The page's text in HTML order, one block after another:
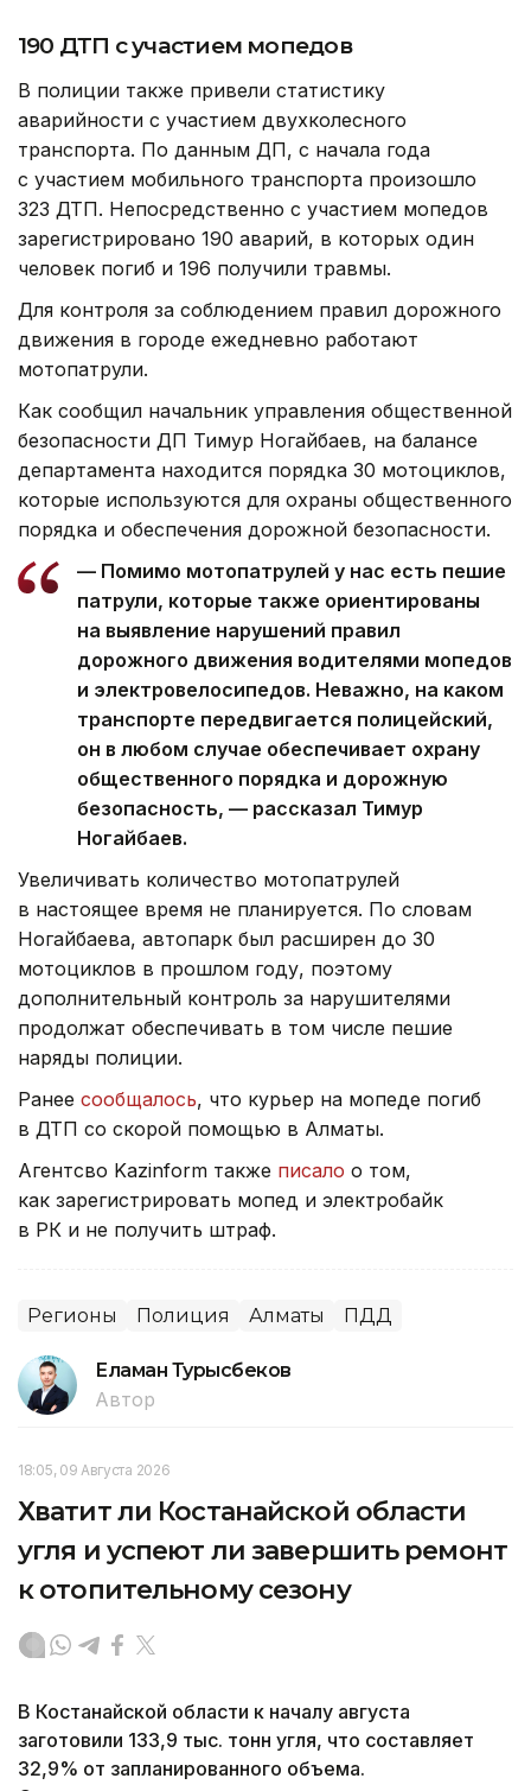
190 ДТП с участием мопедов
В полиции также привели статистику
аварийности с участием двухколесного
транспорта. По данным ДП, с начала года
с участием мобильного транспорта произошло
323 ДТП. Непосредственно с участием мопедов
зарегистрировано 190 аварий, в которых один
человек погиб и 196 получили травмы.
Для контроля за соблюдением правил дорожного
движения в городе ежедневно работают
мотопатрули.
Как сообщил начальник управления общественной
безопасности ДП Тимур Ногайбаев, на балансе
департамента находится порядка 30 мотоциклов,
которые используются для охраны общественного
порядка и обеспечения дорожной безопасности.
— Помимо мотопатрулей у нас есть пешие
патрули, которые также ориентированы
на выявление нарушений правил
дорожного движения водителями мопедов
и электровелосипедов. Неважно, на каком
транспорте передвигается полицейский,
он в любом случае обеспечивает охрану
общественного порядка и дорожную
безопасность, — рассказал Тимур
Ногайбаев.
Увеличивать количество мотопатрулей
в настоящее время не планируется. По словам
Ногайбаева, автопарк был расширен до 30
мотоциклов в прошлом году, поэтому
дополнительный контроль за нарушителями
продолжат обеспечивать в том числе пешие
наряды полиции.
Ранее сообщалось, что курьер на мопеде погиб
в ДТП со скорой помощью в Алматы.
Агентсво Kazinform также писало о том,
как зарегистрировать мопед и электробайк
в РК и не получить штраф.
Регионы Полиция Алматы ПДД
Еламан Турысбеков
Автор
18:05, 09 Августа 2026
Хватит ли Костанайской области
угля и успеют ли завершить ремонт
к отопительному сезону
В Костанайской области к началу августа
заготовили 133,9 тыс. тонн угля, что составляет
32,9% от запланированного объема.